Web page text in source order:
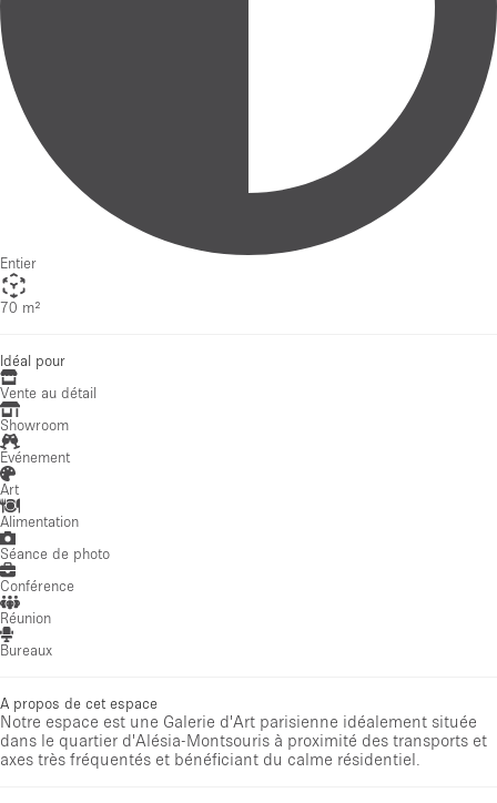
Entier
70 m²
Idéal pour
Vente au détail
Showroom
Événement
Art
Alimentation
Séance de photo
Conférence
Réunion
Bureaux
A propos de cet espace
Notre espace est une Galerie d'Art parisienne idéalement située
dans le quartier d'Alésia-Montsouris à proximité des transports et
axes très fréquentés et bénéficiant du calme résidentiel.